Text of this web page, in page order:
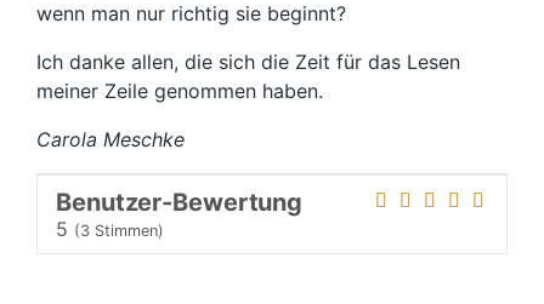
wenn man nur richtig sie beginnt?
Ich danke allen, die sich die Zeit für das Lesen
meiner Zeile genommen haben.
Carola Meschke
Benutzer-Bewertung
5 (3 Stimmen)